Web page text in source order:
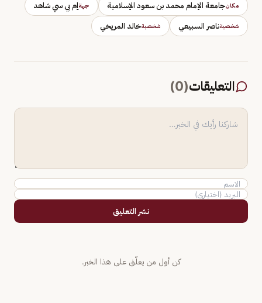
مكانجامعة الإمام محمد بن سعود الإسلامية جهةإم بي سي شاهد
شخصيةناصر السبيعي شخصيةخالد المريخي
التعليقات(
0
)
نشر التعليق
كن أول من يعلّق على هذا الخبر.